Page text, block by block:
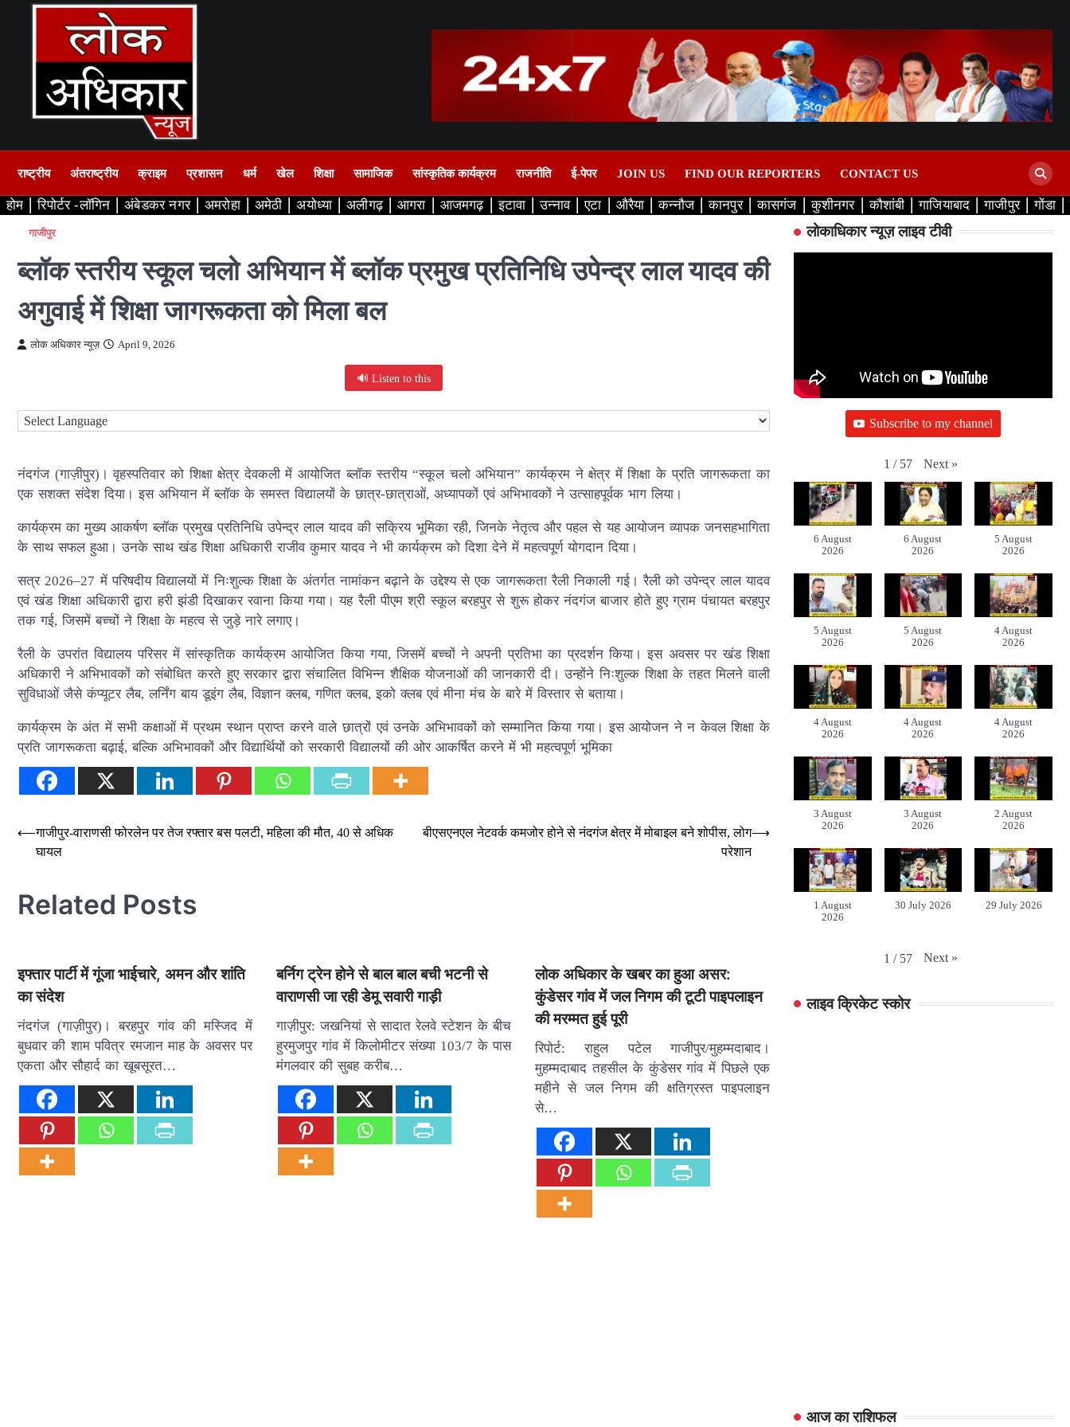
राष्ट्रीय अंतराष्ट्रीय क्राइम प्रशासन धर्म खेल शिक्षा सामाजिक सांस्कृतिक कार्यक्रम राजनीति ई-पेपर JOIN US FIND OUR REPORTERS CONTACT US
होम रिपोर्टर -लॉगिन अंबेडकर नगर अमरोहा अमेठी अयोध्या अलीगढ़ आगरा आजमगढ़ इटावा उन्नाव एटा औरैया कन्नौज कानपुर कासगंज कुशीनगर कौशांबी गाजियाबाद गाजीपुर गोंडा
गाजीपुर
ब्लॉक स्तरीय स्कूल चलो अभियान में ब्लॉक प्रमुख प्रतिनिधि उपेन्द्र लाल यादव की
अगुवाई में शिक्षा जागरूकता को मिला बल
लोक अधिकार न्यूज़ April 9, 2026
🔊 Listen to this
नंदगंज (गाज़ीपुर)। वृहस्पतिवार को शिक्षा क्षेत्र देवकली में आयोजित ब्लॉक स्तरीय “स्कूल चलो अभियान” कार्यक्रम ने क्षेत्र में शिक्षा के प्रति जागरूकता का
एक सशक्त संदेश दिया। इस अभियान में ब्लॉक के समस्त विद्यालयों के छात्र-छात्राओं, अध्यापकों एवं अभिभावकों ने उत्साहपूर्वक भाग लिया।
कार्यक्रम का मुख्य आकर्षण ब्लॉक प्रमुख प्रतिनिधि उपेन्द्र लाल यादव की सक्रिय भूमिका रही, जिनके नेतृत्व और पहल से यह आयोजन व्यापक जनसहभागिता
के साथ सफल हुआ। उनके साथ खंड शिक्षा अधिकारी राजीव कुमार यादव ने भी कार्यक्रम को दिशा देने में महत्वपूर्ण योगदान दिया।
सत्र 2026–27 में परिषदीय विद्यालयों में निःशुल्क शिक्षा के अंतर्गत नामांकन बढ़ाने के उद्देश्य से एक जागरूकता रैली निकाली गई। रैली को उपेन्द्र लाल यादव
एवं खंड शिक्षा अधिकारी द्वारा हरी झंडी दिखाकर रवाना किया गया। यह रैली पीएम श्री स्कूल बरहपुर से शुरू होकर नंदगंज बाजार होते हुए ग्राम पंचायत बरहपुर
तक गई, जिसमें बच्चों ने शिक्षा के महत्व से जुड़े नारे लगाए।
रैली के उपरांत विद्यालय परिसर में सांस्कृतिक कार्यक्रम आयोजित किया गया, जिसमें बच्चों ने अपनी प्रतिभा का प्रदर्शन किया। इस अवसर पर खंड शिक्षा
अधिकारी ने अभिभावकों को संबोधित करते हुए सरकार द्वारा संचालित विभिन्न शैक्षिक योजनाओं की जानकारी दी। उन्होंने निःशुल्क शिक्षा के तहत मिलने वाली
सुविधाओं जैसे कंप्यूटर लैब, लर्निंग बाय डूइंग लैब, विज्ञान क्लब, गणित क्लब, इको क्लब एवं मीना मंच के बारे में विस्तार से बताया।
कार्यक्रम के अंत में सभी कक्षाओं में प्रथम स्थान प्राप्त करने वाले छात्रों एवं उनके अभिभावकों को सम्मानित किया गया। इस आयोजन ने न केवल शिक्षा के
प्रति जागरूकता बढ़ाई, बल्कि अभिभावकों और विद्यार्थियों को सरकारी विद्यालयों की ओर आकर्षित करने में भी महत्वपूर्ण भूमिका
Post
navigation
⟵गाजीपुर-वाराणसी फोरलेन पर तेज रफ्तार बस पलटी, महिला की मौत, 40 से अधिक
घायल
बीएसएनएल नेटवर्क कमजोर होने से नंदगंज क्षेत्र में मोबाइल बने शोपीस, लोग
परेशान
⟶
Related Posts
इफ्तार पार्टी में गूंजा भाईचारे, अमन और शांति
का संदेश
नंदगंज (गाज़ीपुर)। बरहपुर गांव की मस्जिद में
बुधवार की शाम पवित्र रमजान माह के अवसर पर
एकता और सौहार्द का खूबसूरत…
बर्निग ट्रेन होने से बाल बाल बची भटनी से
वाराणसी जा रही डेमू सवारी गाड़ी
गाज़ीपुर: जखनियां से सादात रेलवे स्टेशन के बीच
हुरमुजपुर गांव में किलोमीटर संख्या 103/7 के पास
मंगलवार की सुबह करीब…
लोक अधिकार के खबर का हुआ असर:
कुंडेसर गांव में जल निगम की टूटी पाइपलाइन
की मरम्मत हुई पूरी
रिपोर्ट: राहुल पटेल गाजीपुर/मुहम्मदाबाद।
मुहम्मदाबाद तहसील के कुंडेसर गांव में पिछले एक
महीने से जल निगम की क्षतिग्रस्त पाइपलाइन
से…
लोकाधिकार न्यूज़ लाइव टीवी
Subscribe to my channel
1 / 57 Next »
6 August
2026
6 August
2026
5 August
2026
5 August
2026
5 August
2026
4 August
2026
4 August
2026
4 August
2026
4 August
2026
3 August
2026
3 August
2026
2 August
2026
1 August
2026
30 July 2026 29 July 2026
1 / 57 Next »
लाइव क्रिकेट स्कोर
आज का राशिफल